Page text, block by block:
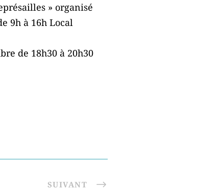
» organisé
9h à 16h Local
de 18h30 à 20h30
SUIVANT